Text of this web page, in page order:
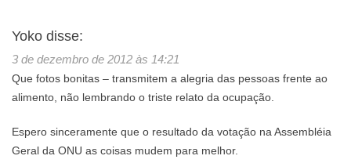
Yoko disse:
3 de dezembro de 2012 às 14:21
Que fotos bonitas – transmitem a alegria das pessoas frente ao
alimento, não lembrando o triste relato da ocupação.
Espero sinceramente que o resultado da votação na Assembléia
Geral da ONU as coisas mudem para melhor.